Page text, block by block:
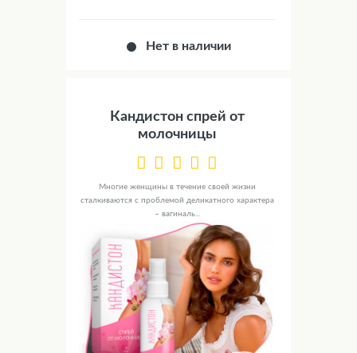
Нет в наличии
Кандистон спрей от
молочницы
Многие женщины в течение своей жизни
сталкиваются с проблемой деликатного характера
– вагиналь...